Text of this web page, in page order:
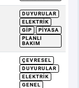
DUYURULAR
ELEKTRIK
GİP
PIYASA
PLANLI
BAKIM
ÇEVRESEL
DUYURULAR
ELEKTRIK
GENEL